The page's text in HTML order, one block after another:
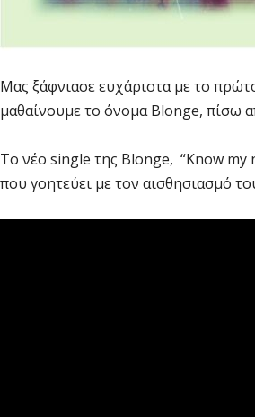
Μας ξάφνιασε ευχάριστα με το
μαθαίνουμε το όνομα Blonge, πίσω
Το νέο single της Blonge, “Know my
που γοητεύει με τον αισθησιασμό